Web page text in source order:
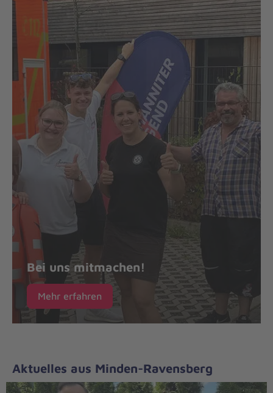
Bei uns mitmachen!
Mehr erfahren
Aktuelles aus Minden-Ravensberg